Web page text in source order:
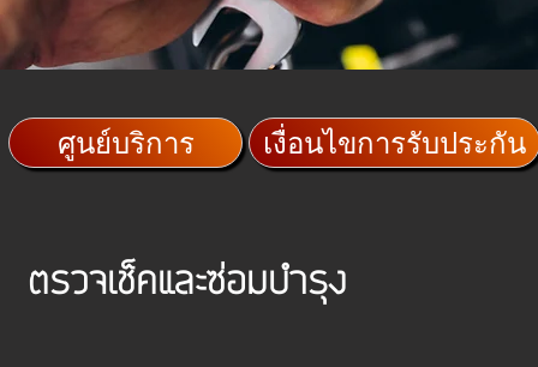
ศูนย์บริการ เงื่อนไขการรับประกัน
ตรวจเช็คและซ่อมบำรุง